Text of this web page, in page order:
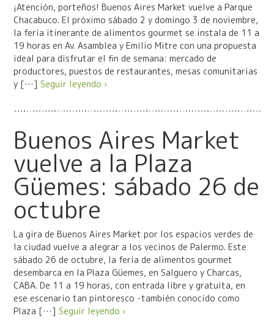
¡Atención, porteños! Buenos Aires Market vuelve a Parque
Chacabuco. El próximo sábado 2 y domingo 3 de noviembre,
la feria itinerante de alimentos gourmet se instala de 11 a
19 horas en Av. Asamblea y Emilio Mitre con una propuesta
ideal para disfrutar el fin de semana: mercado de
productores, puestos de restaurantes, mesas comunitarias
y […] Seguir leyendo ›
Buenos Aires Market
vuelve a la Plaza
Güemes: sábado 26 de
octubre
La gira de Buenos Aires Market por los espacios verdes de
la ciudad vuelve a alegrar a los vecinos de Palermo. Este
sábado 26 de octubre, la feria de alimentos gourmet
desembarca en la Plaza Güemes, en Salguero y Charcas,
CABA. De 11 a 19 horas, con entrada libre y gratuita, en
ese escenario tan pintoresco -también conocido como
Plaza […] Seguir leyendo ›